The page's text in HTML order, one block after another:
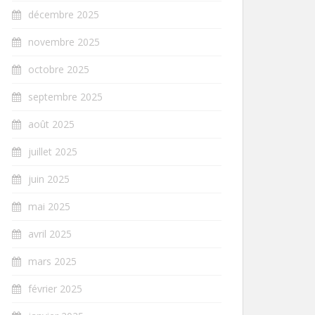
décembre 2025
novembre 2025
octobre 2025
septembre 2025
août 2025
juillet 2025
juin 2025
mai 2025
avril 2025
mars 2025
février 2025